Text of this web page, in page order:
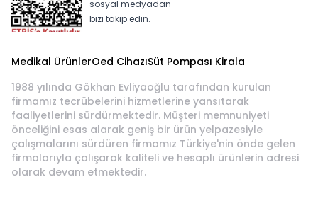
sosyal medyadan
bizi takip edin.
Medikal ÜrünlerOed CihazıSüt Pompası Kirala
1988 yılında Gökhan Evliyaoğlu tarafından kurulan
firmamız tecrübelerini hizmetlerine yansıtarak
faaliyetlerini sürdürmektedir. Müşteri memnuniyeti
önceliğini esas alarak geniş bir ürün yelpazesiyle
çalışmalarını sürdüren firmamız Türkiye'nin önde gelen
firmalarıyla çalışarak kaliteli ve hesaplı ürünlerin adresi
olarak devam etmektedir.